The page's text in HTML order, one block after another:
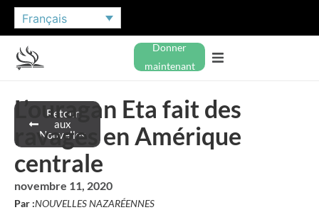
Français
Donner
maintenant
Retour
aux
Nouvelles
L’ouragan Eta fait des
ravages en Amérique
centrale
novembre 11, 2020
Par :NOUVELLES NAZARÉENNES